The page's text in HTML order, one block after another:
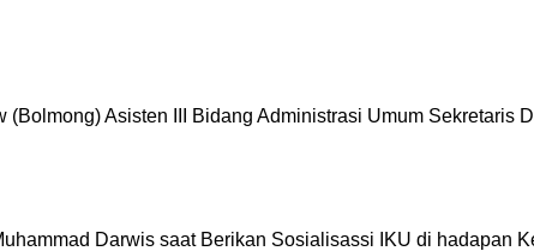
Asisten III Bidang Administrasi Umum Sekretaris